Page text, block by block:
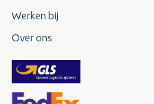
Werken bij
Over ons